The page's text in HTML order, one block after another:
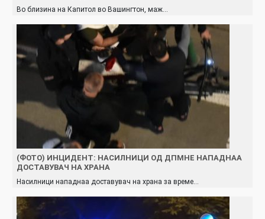
Во близина на Капитол во Вашингтон, маж…
(ФОТО) ИНЦИДЕНТ: НАСИЛНИЦИ ОД ДПМНЕ НАПАДНАА
ДОСТАВУВАЧ НА ХРАНА
Насилници нападнаа доставувач на храна за време…